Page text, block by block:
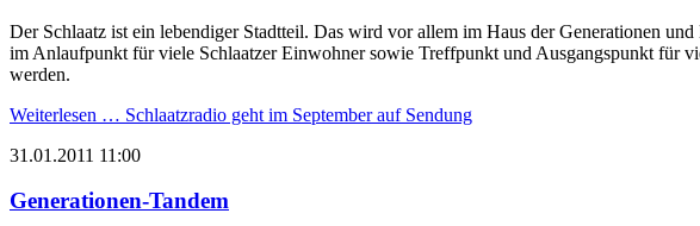
Der Schlaatz ist ein lebendiger Stadtteil. Das wird vor allem im Haus der Generationen
im Anlaufpunkt für viele Schlaatzer Einwohner sowie Treffpunkt und Ausgangspunkt für
werden.
Weiterlesen … Schlaatzradio geht im September auf Sendung
31.01.2011 11:00
Generationen-Tandem